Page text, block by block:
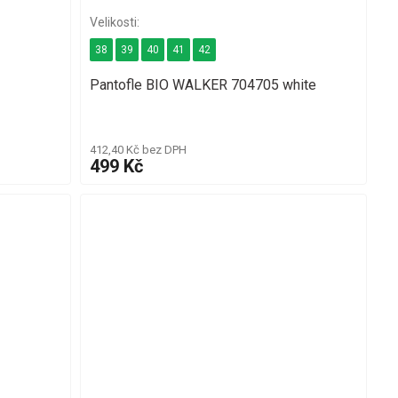
Pantofle BIO WALKER 704705 white
412,40 Kč bez DPH
499 Kč
38 39 40 41 42